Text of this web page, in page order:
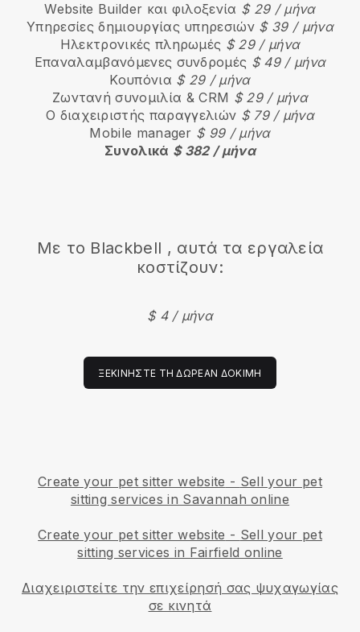
Website Builder και φιλοξενία $ 29 / μήνα
Υπηρεσίες δημιουργίας υπηρεσιών $ 39 / μήνα
Ηλεκτρονικές πληρωμές $ 29 / μήνα
Επαναλαμβανόμενες συνδρομές $ 49 / μήνα
Κουπόνια $ 29 / μήνα
Ζωντανή συνομιλία & CRM $ 29 / μήνα
Ο διαχειριστής παραγγελιών $ 79 / μήνα
Mobile manager $ 99 / μήνα
Συνολικά $ 382 / μήνα
Με το Blackbell , αυτά τα εργαλεία
κοστίζουν:
$ 4 / μήνα
ΞΕΚΙΝΉΣΤΕ ΤΗ ΔΩΡΕΆΝ ΔΟΚΙΜΉ
Create your pet sitter website - Sell your pet
sitting services in Savannah online
Create your pet sitter website - Sell your pet
sitting services in Fairfield online
Διαχειριστείτε την επιχείρησή σας ψυχαγωγίας
σε κινητά